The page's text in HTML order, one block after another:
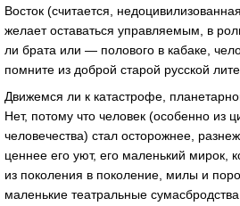
Восток (считается,
желает оставаться управляемым, в
ли брата или — полового в кабаке,
помните из доброй старой русской
Движемся ли к катастрофе,
Нет, потому что человек (особенно из
человечества) стал осторожнее,
ценнее его уют, его маленький мирок,
из поколения в поколение, милы и
маленькие театральные